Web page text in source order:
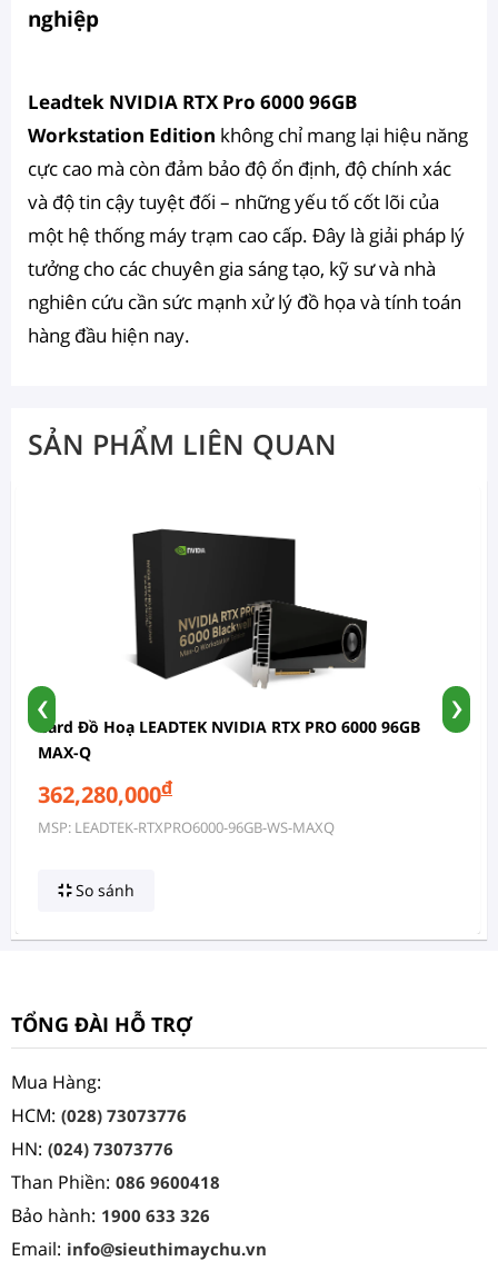
nghiệp
Leadtek NVIDIA RTX Pro 6000 96GB
Workstation Edition không chỉ mang lại hiệu năng
cực cao mà còn đảm bảo độ ổn định, độ chính xác
và độ tin cậy tuyệt đối – những yếu tố cốt lõi của
một hệ thống máy trạm cao cấp. Đây là giải pháp lý
tưởng cho các chuyên gia sáng tạo, kỹ sư và nhà
nghiên cứu cần sức mạnh xử lý đồ họa và tính toán
hàng đầu hiện nay.
SẢN PHẨM LIÊN QUAN
Card Đồ Hoạ LEADTEK NVIDIA RTX PRO 6000 96GB
MAX-Q
362,280,000đ
MSP: LEADTEK-RTXPRO6000-96GB-WS-MAXQ
So sánh
‹ ›
TỔNG ĐÀI HỖ TRỢ
Mua Hàng:
HCM: (028) 73073776
HN: (024) 73073776
Than Phiền: 086 9600418
Bảo hành: 1900 633 326
Email: info@sieuthimaychu.vn